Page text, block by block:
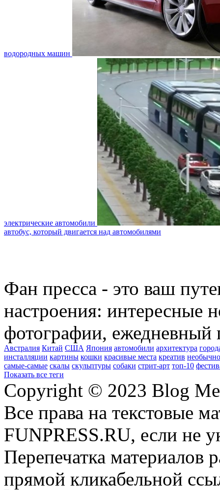
водородных машин
электрические автомобили
автобус, который двигается над автомобилями
Фан пресса - это ваш
настроения: интересные
фотографии, ежедневный
Австралия Китай США Япония автомобили архитектура
инсталляции картины кошки красивые места креатив
самые-самые скалы скульптуры собаки стрит-арт топ-10
Показать все теги
Copyright © 2023 Blog
Все права на текстовые
FUNPRESS.RU, если не
Перепечатка материалов
прямой кликабельной